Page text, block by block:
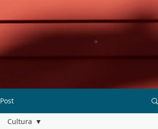
Post
Cultura